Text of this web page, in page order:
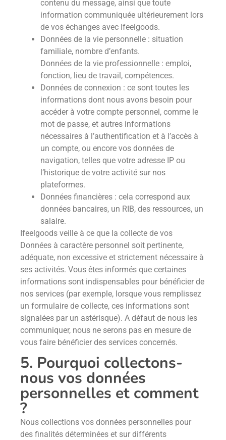
contenu du message, ainsi que toute
information communiquée ultérieurement lors
de vos échanges avec Ifeelgoods.
Données de la vie personnelle : situation
familiale, nombre d’enfants.
Données de la vie professionnelle : emploi,
fonction, lieu de travail, compétences.
Données de connexion : ce sont toutes les
informations dont nous avons besoin pour
accéder à votre compte personnel, comme le
mot de passe, et autres informations
nécessaires à l’authentification et à l’accès à
un compte, ou encore vos données de
navigation, telles que votre adresse IP ou
l’historique de votre activité sur nos
plateformes.
Données financières : cela correspond aux
données bancaires, un RIB, des ressources, un
salaire.
Ifeelgoods veille à ce que la collecte de vos
Données à caractère personnel soit pertinente,
adéquate, non excessive et strictement nécessaire à
ses activités. Vous êtes informés que certaines
informations sont indispensables pour bénéficier de
nos services (par exemple, lorsque vous remplissez
un formulaire de collecte, ces informations sont
signalées par un astérisque). A défaut de nous les
communiquer, nous ne serons pas en mesure de
vous faire bénéficier des services concernés.
5. Pourquoi collectons-
nous vos données
personnelles et comment
?
Nous collections vos données personnelles pour
des finalités déterminées et sur différents